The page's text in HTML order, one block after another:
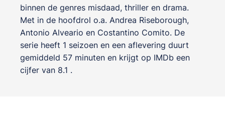
binnen de genres misdaad, thriller en drama.
Met in de hoofdrol o.a. Andrea Riseborough,
Antonio Alveario en Costantino Comito. De
serie heeft 1 seizoen en een aflevering duurt
gemiddeld 57 minuten en krijgt op IMDb een
cijfer van 8.1 .